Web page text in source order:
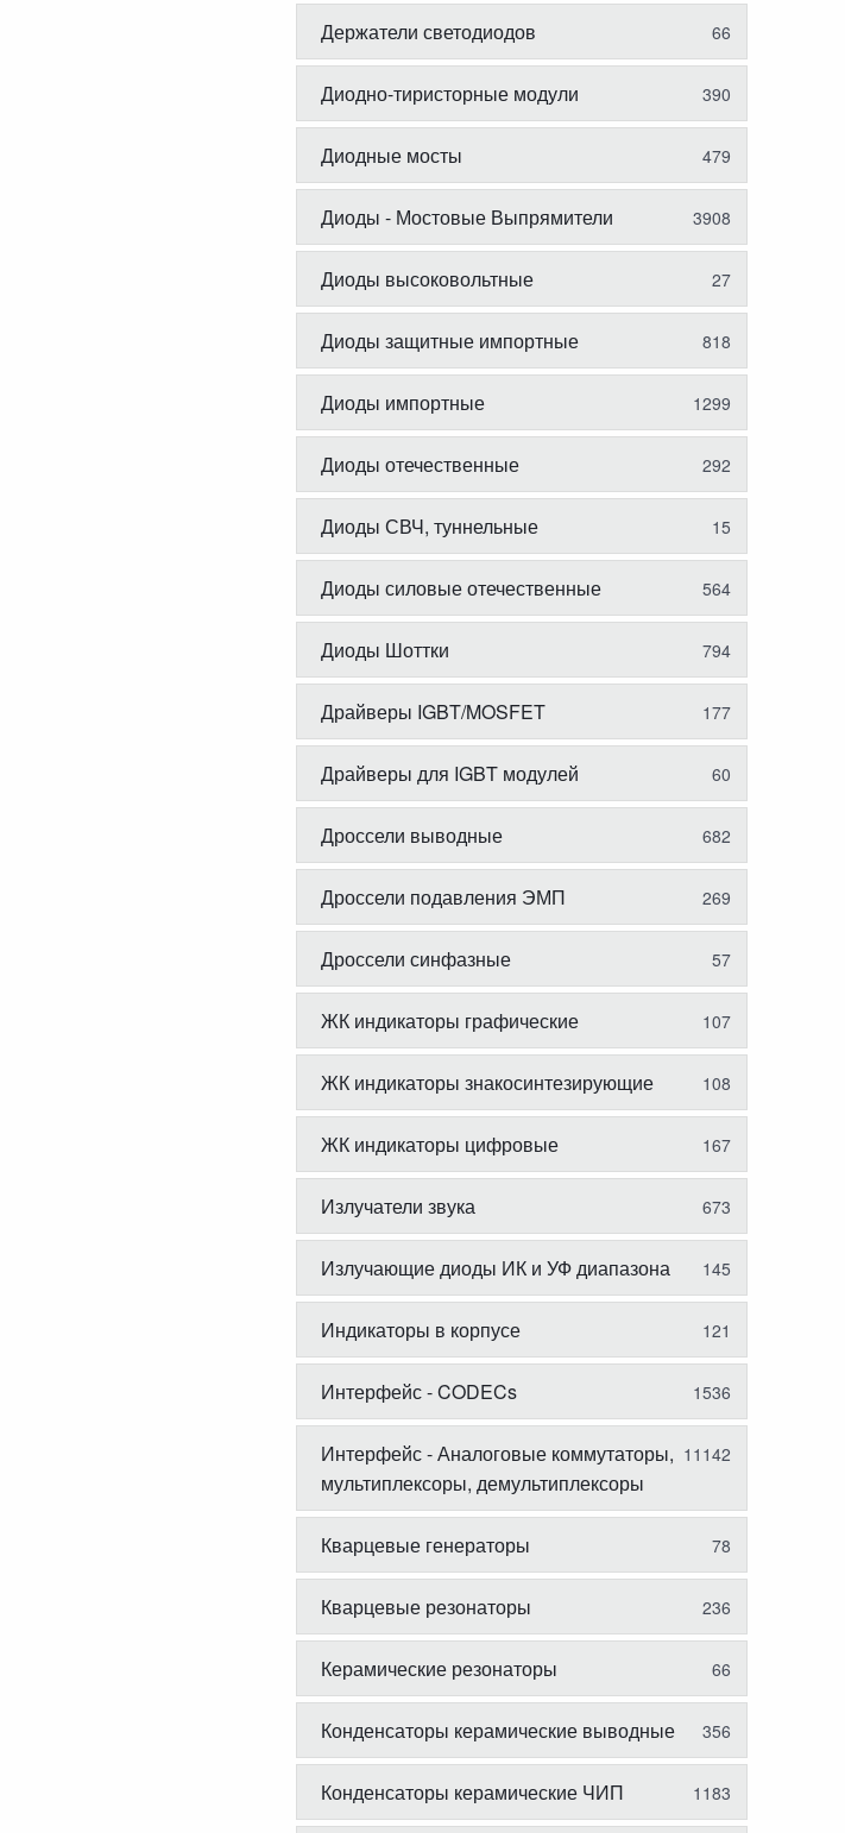
Держатели светодиодов 66
Диодно-тиристорные модули 390
Диодные мосты 479
Диоды - Мостовые Выпрямители 3908
Диоды высоковольтные 27
Диоды защитные импортные 818
Диоды импортные 1299
Диоды отечественные 292
Диоды СВЧ, туннельные 15
Диоды силовые отечественные 564
Диоды Шоттки 794
Драйверы IGBT/MOSFET 177
Драйверы для IGBT модулей 60
Дроссели выводные 682
Дроссели подавления ЭМП 269
Дроссели синфазные 57
ЖК индикаторы графические 107
ЖК индикаторы знакосинтезирующие 108
ЖК индикаторы цифровые 167
Излучатели звука 673
Излучающие диоды ИК и УФ диапазона 145
Индикаторы в корпусе 121
Интерфейс - CODECs 1536
Интерфейс - Аналоговые коммутаторы,
мультиплексоры, демультиплексоры
11142
Кварцевые генераторы 78
Кварцевые резонаторы 236
Керамические резонаторы 66
Конденсаторы керамические выводные 356
Конденсаторы керамические ЧИП 1183